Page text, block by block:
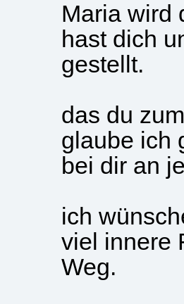
Maria wird
hast dich
gestellt.
das du
glaube ich
bei dir an
ich
viel innere
Weg.